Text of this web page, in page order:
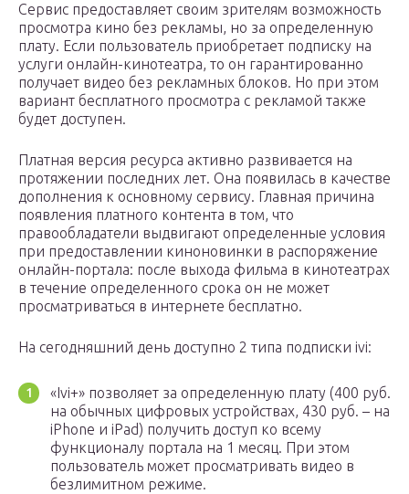
Сервис предоставляет своим зрителям возможность
просмотра кино без рекламы, но за определенную
плату. Если пользователь приобретает подписку на
услуги онлайн-кинотеатра, то он гарантированно
получает видео без рекламных блоков. Но при этом
вариант бесплатного просмотра с рекламой также
будет доступен.
Платная версия ресурса активно развивается на
протяжении последних лет. Она появилась в качестве
дополнения к основному сервису. Главная причина
появления платного контента в том, что
правообладатели выдвигают определенные условия
при предоставлении киноновинки в распоряжение
онлайн-портала: после выхода фильма в кинотеатрах
в течение определенного срока он не может
просматриваться в интернете бесплатно.
На сегодняшний день доступно 2 типа подписки ivi:
«Ivi+» позволяет за определенную плату (400 руб.
на обычных цифровых устройствах, 430 руб. – на
iPhone и iPad) получить доступ ко всему
функционалу портала на 1 месяц. При этом
пользователь может просматривать видео в
безлимитном режиме.